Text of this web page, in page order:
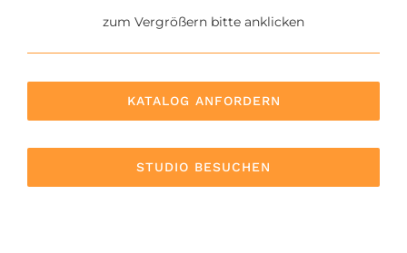
zum Vergrößern bitte anklicken
KATALOG ANFORDERN
STUDIO BESUCHEN